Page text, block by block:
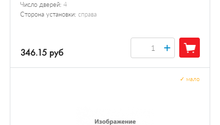
Число дверей: 4
Сторона установки: справа
346.15 руб +
мало